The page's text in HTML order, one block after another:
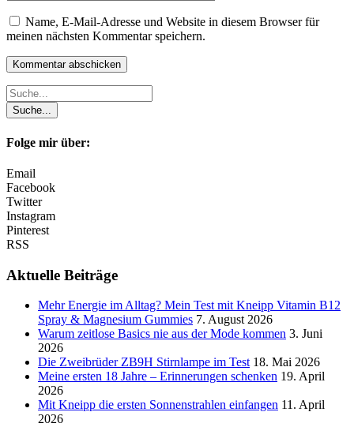
Name, E-Mail-Adresse und Website in diesem Browser für
meinen nächsten Kommentar speichern.
Folge mir über:
Email
Facebook
Twitter
Instagram
Pinterest
RSS
Aktuelle Beiträge
Mehr Energie im Alltag? Mein Test mit Kneipp Vitamin B12
Spray & Magnesium Gummies 7. August 2026
Warum zeitlose Basics nie aus der Mode kommen 3. Juni
2026
Die Zweibrüder ZB9H Stirnlampe im Test 18. Mai 2026
Meine ersten 18 Jahre – Erinnerungen schenken 19. April
2026
Mit Kneipp die ersten Sonnenstrahlen einfangen 11. April
2026